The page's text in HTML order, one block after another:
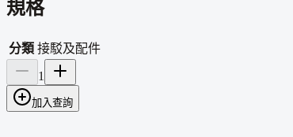
規格
分類 接駁及配件
1
加入查詢